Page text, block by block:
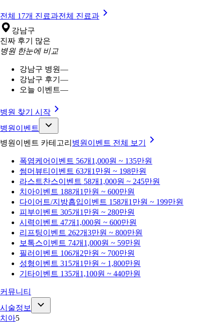
전체 17개 진료과전체 진료과
강남구
진짜 후기 많은
병원 한눈에 비교
강남구 병원—
강남구 후기 —
오늘 이벤트—
병원 찾기 시작
병원이벤트
병원이벤트 카테고리 병원이벤트 전체 보기
폭염케어 이벤트 56개 1,000원 ~ 135만원
썸머뷰티 이벤트 63개 1만원 ~ 198만원
라스트찬스이벤트 58개 1,000원 ~ 245만원
치아이벤트 188개 1만원 ~ 600만원
다이어트/지방흡입이벤트 158개 1만원 ~ 199만원
피부이벤트 305개 1만원 ~ 280만원
시력이벤트 47개 1,000원 ~ 600만원
리프팅이벤트 262개3만원 ~ 800만원
보톡스이벤트 74개 1,000원 ~ 59만원
필러 이벤트 106개 2만원 ~ 700만원
성형이벤트 315개 1만원 ~ 1,800만원
기타이벤트 135개 1,100원 ~ 440만원
커뮤니티
시술정보
치아5